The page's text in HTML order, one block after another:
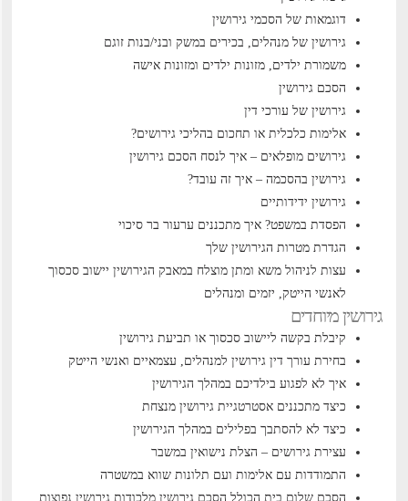
דוגמאות של הסכמי גירושין
גירושין של מנהלים, בכירים במשק ובני/בנות זוגם
משמורת ילדים, מזונות ילדים ומזונות אישה
הסכם גירושין
גירושין של עורכי דין
אלימות כלכלית או תחכום בהליכי גירושים?
גירושים מופלאים – איך לנסח הסכם גירושין
גירושין בהסכמה – איך זה עובד?
גירושין ידידותיים
הפסדת במשפט? איך מתכננים ערעור בר סיכוי
הגדרת מטרות הגירושין שלך
עצות לניהול משא ומתן מוצלח במאבק הגירושיןיישוב סכסוך
לאנשי הייטק, יזמים ומנהלים
גירושין מיוחדים
קיבלת בקשה ליישוב סכסוך או תביעת גירושין
בחירת עורך דין גירושין למנהלים, עצמאיים ואנשי הייטק
איך לא לפגוע בילדיכם במהלך הגירושין
כיצד מתכננים אסטרטגיית גירושין מנצחת
כיצד לא להסתבך בפלילים במהלך הגירושין
עצירת גירושים – הצלת נישואין במשבר
התמודדות עם אלימות ועם תלונות שווא במשטרה
הסכם שלום בית הכולל הסכם גירושיןמלכודות גירושין נפוצות